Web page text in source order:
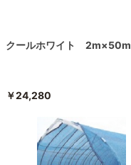
クールホワイト 2m×50m
￥24,280